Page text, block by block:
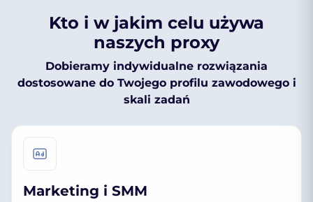
Kto i w jakim celu używa
naszych proxy
Dobieramy indywidualne rozwiązania
dostosowane do Twojego profilu zawodowego i
skali zadań
Marketing i SMM